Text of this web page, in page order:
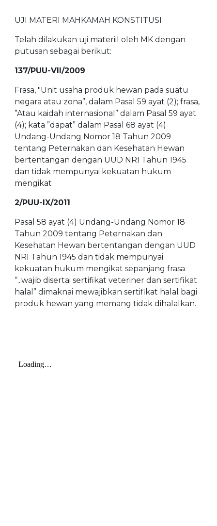
UJI MATERI MAHKAMAH KONSTITUSI
Telah dilakukan uji materiil oleh MK dengan
putusan sebagai berikut:
137/PUU-VII/2009
Frasa, "Unit usaha produk hewan pada suatu
negara atau zona”, dalam Pasal 59 ayat (2); frasa,
”Atau kaidah internasional” dalam Pasal 59 ayat
(4); kata ”dapat” dalam Pasal 68 ayat (4)
Undang-Undang Nomor 18 Tahun 2009
tentang Peternakan dan Kesehatan Hewan
bertentangan dengan UUD NRI Tahun 1945
dan tidak mempunyai kekuatan hukum
mengikat
2/PUU-IX/2011
Pasal 58 ayat (4) Undang-Undang Nomor 18
Tahun 2009 tentang Peternakan dan
Kesehatan Hewan bertentangan dengan UUD
NRI Tahun 1945 dan tidak mempunyai
kekuatan hukum mengikat sepanjang frasa
“...wajib disertai sertifikat veteriner dan sertifikat
halal” dimaknai mewajibkan sertifikat halal bagi
produk hewan yang memang tidak dihalalkan.